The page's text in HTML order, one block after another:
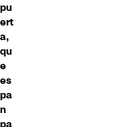
pu
ert
a,
qu
e
es
pa
n